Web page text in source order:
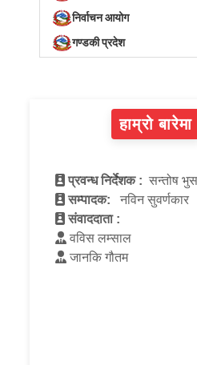
निर्वाचन आयोग
गण्डकी प्रदेश
हाम्रो बारेमा
प्रवन्ध निर्देशक : सन्तोष
सम्पादक:
नविन सुवर्णकार
संवाददाता :
वविस लम्साल
जानकि गौतम